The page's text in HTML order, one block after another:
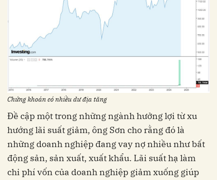
Chứng khoán có nhiều dư địa tăng
Đề cập một trong những ngành hưởng lợi từ xu
hướng lãi suất giảm, ông Sơn cho rằng đó là
những doanh nghiệp đang vay nợ nhiều như bất
động sản, sản xuất, xuất khẩu. Lãi suất hạ làm
chi phí vốn của doanh nghiệp giảm xuống giúp